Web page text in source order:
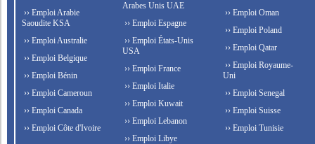
›› Emploi Arabie
Saoudite KSA
›› Emploi Australie
›› Emploi Belgique
›› Emploi Bénin
›› Emploi Cameroun
›› Emploi Canada
›› Emploi Côte d'Ivoire
Arabes Unis UAE
›› Emploi Espagne
›› Emploi États-Unis
USA
›› Emploi France
›› Emploi Italie
›› Emploi Kuwait
›› Emploi Lebanon
›› Emploi Libye
›› Emploi Oman
›› Emploi Poland
›› Emploi Qatar
›› Emploi Royaume-
Uni
›› Emploi Senegal
›› Emploi Suisse
›› Emploi Tunisie